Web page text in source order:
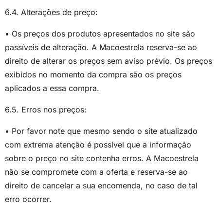
6.4. Alterações de preço:
• Os preços dos produtos apresentados no site são
passíveis de alteração. A Macoestrela reserva-se ao
direito de alterar os preços sem aviso prévio. Os preços
exibidos no momento da compra são os preços
aplicados a essa compra.
6.5. Erros nos preços:
• Por favor note que mesmo sendo o site atualizado
com extrema atenção é possível que a informação
sobre o preço no site contenha erros. A Macoestrela
não se compromete com a oferta e reserva-se ao
direito de cancelar a sua encomenda, no caso de tal
erro ocorrer.